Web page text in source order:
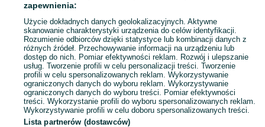
zapewnienia:
Użycie dokładnych danych geolokalizacyjnych. Aktywne
skanowanie charakterystyki urządzenia do celów identyfikacji.
Rozumienie odbiorców dzięki statystyce lub kombinacji danych z
różnych źródeł. Przechowywanie informacji na urządzeniu lub
dostęp do nich. Pomiar efektywności reklam. Rozwój i ulepszanie
usług. Tworzenie profili w celu personalizacji treści. Tworzenie
profili w celu spersonalizowanych reklam. Wykorzystywanie
ograniczonych danych do wyboru reklam. Wykorzystywanie
ograniczonych danych do wyboru treści. Pomiar efektywności
treści. Wykorzystanie profili do wyboru spersonalizowanych reklam.
Wykorzystywanie profili w celu doboru spersonalizowanych treści.
Lista partnerów (dostawców)